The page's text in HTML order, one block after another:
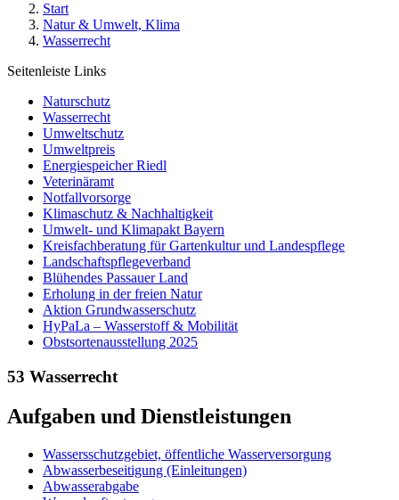
Start
Natur & Umwelt, Klima
Wasserrecht
Seitenleiste Links
Naturschutz
Wasserrecht
Umweltschutz
Umweltpreis
Energiespeicher Riedl
Veterinäramt
Notfallvorsorge
Klimaschutz & Nachhaltigkeit
Umwelt- und Klimapakt Bayern
Kreisfachberatung für Gartenkultur und Landespflege
Landschaftspflegeverband
Blühendes Passauer Land
Erholung in der freien Natur
Aktion Grundwasserschutz
HyPaLa – Wasserstoff & Mobilität
Obstsortenausstellung 2025
53 Wasserrecht
Aufgaben und Dienstleistungen
Wassersschutzgebiet, öffentliche Wasserversorgung
Abwasserbeseitigung (Einleitungen)
Abwasserabgabe